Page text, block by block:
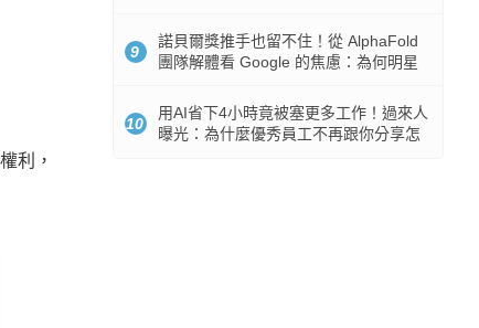
利，
9
諾貝爾獎推手也留不住！從 AlphaFold
團隊解體看 Google 的焦慮：為何明星
10
用AI省下4小時竟被塞更多工作！過來人
曝光：為什麼優秀員工不再跟你分享怎